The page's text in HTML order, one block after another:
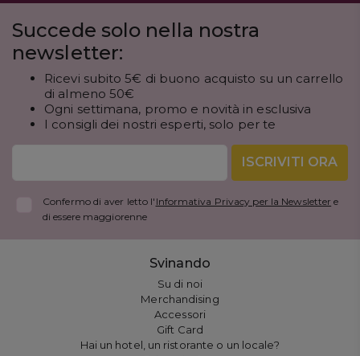
Succede solo nella nostra
newsletter:
Ricevi subito 5€ di buono acquisto su un carrello
di almeno 50€
Ogni settimana, promo e novità in esclusiva
I consigli dei nostri esperti, solo per te
ISCRIVITI ORA
Confermo di aver letto l' Informativa Privacy per la Newsletter e
di essere maggiorenne
Svinando
Su di noi
Merchandising
Accessori
Gift Card
Hai un hotel, un ristorante o un locale?